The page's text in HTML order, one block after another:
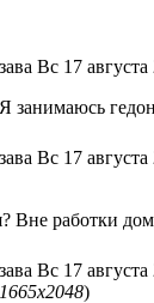
Вс 17
занимаюсь
Вс 17
Вне работки
Вс 17
)